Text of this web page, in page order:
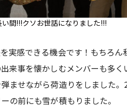
間!!!クソお世話になりました!!!
実感できる機会です！もちろん
来事を懐かしむメンバーも多
ませながら荷造りをしました
の前にも雪が積もりました。